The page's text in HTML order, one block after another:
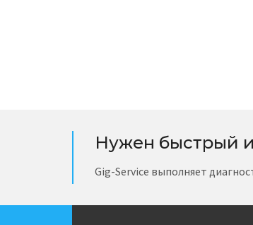
Нужен быстрый
Gig-Service выполняет